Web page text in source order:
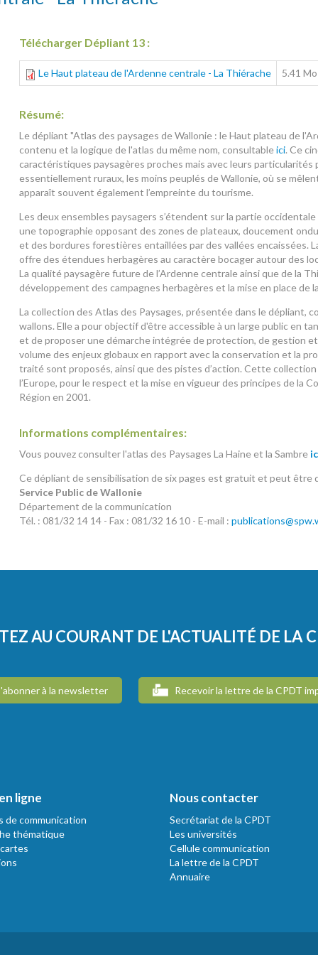
Télécharger Dépliant 13 :
Le Haut plateau de l'Ardenne centrale - La Thiérache 5.41 Mo
Résumé:
Le dépliant "Atlas des paysages de Wallonie : le Haut plateau de
contenu et la logique de l'atlas du même nom, consultableici. Ce
caractéristiques paysagères proches mais avec leurs
essentiellement ruraux, les moins peuplés de Wallonie, où se
apparaît souvent également l’empreinte du tourisme.
Les deux ensembles paysagers s’étendent sur la partie
une topographie opposant des zones de plateaux, doucement
et des bordures forestières entaillées par des vallées encaissées.
offre des étendues herbagères au caractère bocager autour des
La qualité paysagère future de l’Ardenne centrale ainsi que de la
développement des campagnes herbagères et la mise en place
La collection des Atlas des Paysages, présentée dans le dépliant,
wallons. Elle a pour objectif d'être accessible à un large public en
et de proposer une démarche intégrée de protection, de gestion
volume des enjeux globaux en rapport avec la conservation et la
traité sont proposés, ainsi que des pistes d’action. Cette
l’Europe, pour le respect et la mise en vigueur des principes de la
Région en 2001.
Informations complémentaires:
Vous pouvez consulter l'atlas des Paysages La Haine et la Sambre
Ce dépliant de sensibilisation de six pages est gratuit et peut être
Service Public de Wallonie
Département de la communication
Tél. : 081/32 14 14 - Fax : 081/32 16 10 - E-mail :
AU COURANT DE L'ACTUALITÉ DE LA
à la newsletter Recevoir la lettre de la CPDT
ligne
de communication
thématique
Nous contacter
Secrétariat de la CPDT
Les universités
Cellule communication
La lettre de la CPDT
Annuaire